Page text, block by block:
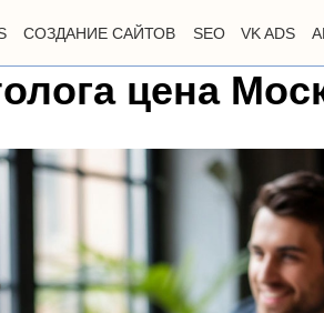
СОЗДАНИЕ САЙТОВ SEO VK ADS
цена